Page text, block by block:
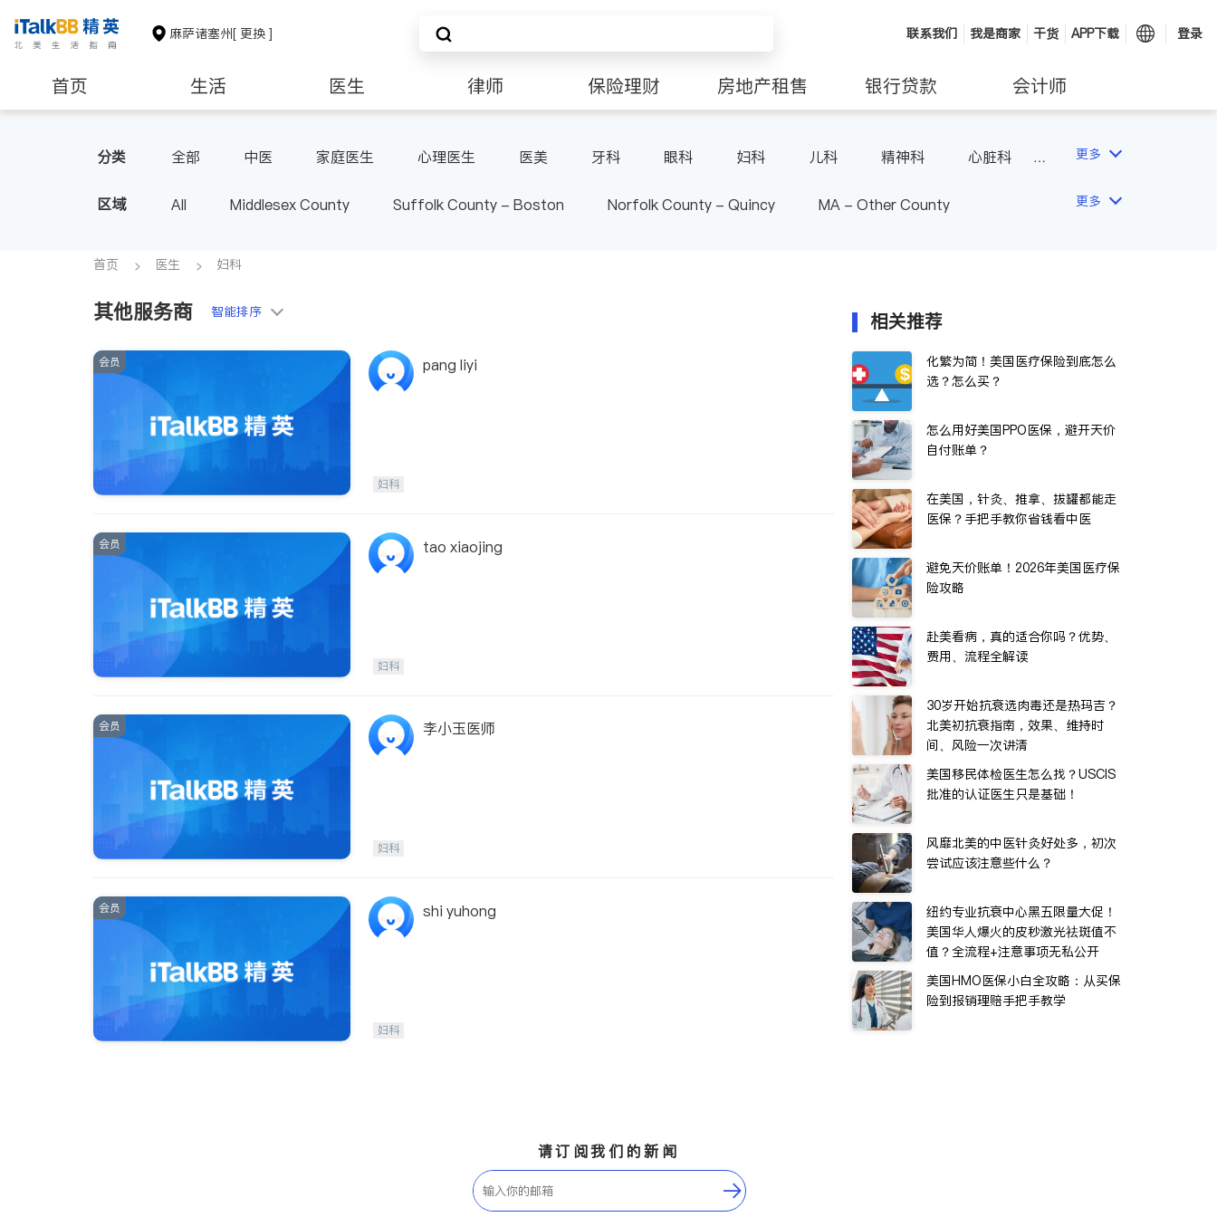
麻萨诸塞州[ 更换 ] 联系我们 我是商家 干货 APP下载 登录
首页 生活 医生 律师 保险理财 房地产租售 银行贷款 会计师
分类 全部 中医 家庭医生 心理医生 医美 牙科 眼科 妇科 儿科 精神科
心脏科
更多
区域 All Middlesex County Suffolk County - Boston Norfolk County - Quincy MA - Other County 更多
首页 医生 妇科
其他服务商 智能排序
会员 pang liyi
妇科
会员 tao xiaojing
妇科
会员 李小玉医师
妇科
会员 shi yuhong
妇科
相关推荐
化繁为简！美国医疗保险到底怎么
选？怎么买？
怎么用好美国PPO医保，避开天价
自付账单？
在美国，针灸、推拿、拔罐都能走
医保？手把手教你省钱看中医
避免天价账单！2026年美国医疗保
险攻略
赴美看病，真的适合你吗？优势、
费用、流程全解读
30岁开始抗衰选肉毒还是热玛吉？
北美初抗衰指南，效果、维持时
间、风险一次讲清
美国移民体检医生怎么找？USCIS
批准的认证医生只是基础！
风靡北美的中医针灸好处多，初次
尝试应该注意些什么？
纽约专业抗衰中心黑五限量大促！
美国华人爆火的皮秒激光祛斑值不
值？全流程+注意事项无私公开
美国HMO医保小白全攻略：从买保
险到报销理赔手把手教学
请订阅我们的新闻